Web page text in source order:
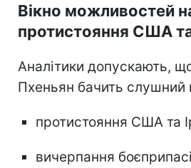
Вікно можливостей
протистояння США
Аналітики допускають,
Пхеньян бачить слушний
протистояння США та
вичерпання